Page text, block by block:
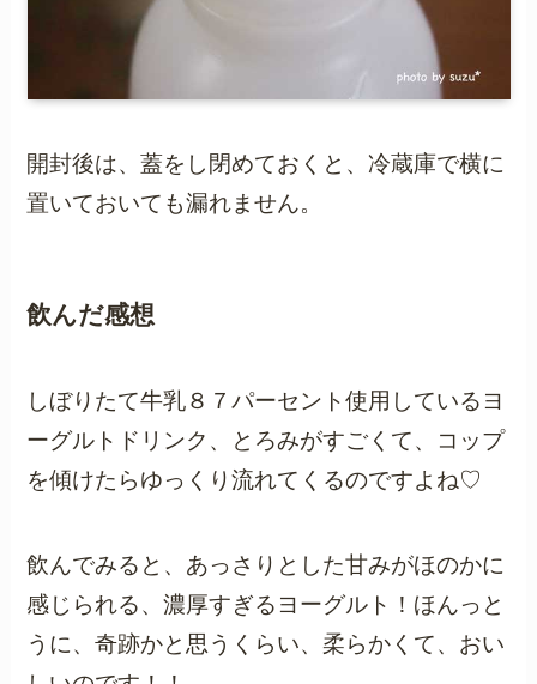
開封後は、蓋をし閉めておくと、冷蔵庫で横に
置いておいても漏れません。
飲んだ感想
しぼりたて牛乳８７パーセント使用しているヨ
ーグルトドリンク、とろみがすごくて、コップ
を傾けたらゆっくり流れてくるのですよね♡
飲んでみると、あっさりとした甘みがほのかに
感じられる、濃厚すぎるヨーグルト！ほんっと
うに、奇跡かと思うくらい、柔らかくて、おい